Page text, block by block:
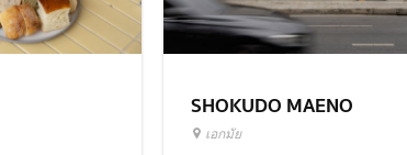
SHOKUDO MAENO
เอกมัย